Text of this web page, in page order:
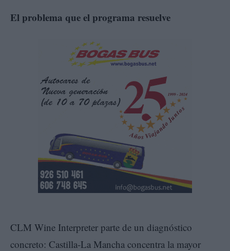
El problema que el programa resuelve
CLM Wine Interpreter parte de un diagnóstico
concreto: Castilla-La Mancha concentra la mayor